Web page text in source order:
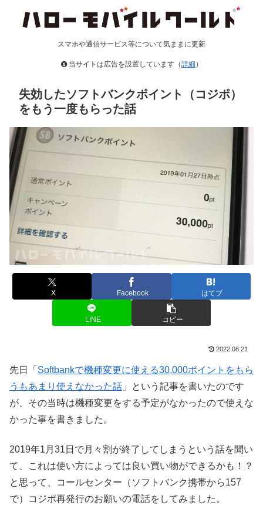
スマホや通信サービス等について気ままに更新
当サイトは広告を設置しています（詳細 ）
失効したソフトバンクポイント（コジポ）
をもう一度もらった話
X Facebook はてブ
LINE コピー
2022.08.21
先日「 Softbankで機種変更に使える30,000ポイントをもら
うもあまり使えなかった話 」という記事を書いたのです
が、その当時は機種変更をする予定がなかったので使えな
かった事を書きました。
2019年1月31日で月々割が終了してしまうという話を聞い
て、これは使い方によっては良い買い物ができるかも！？
と思って、コールセンター（ソフトバンク携帯から157
で）コジポ再発行のお願いの電話をしてみました。